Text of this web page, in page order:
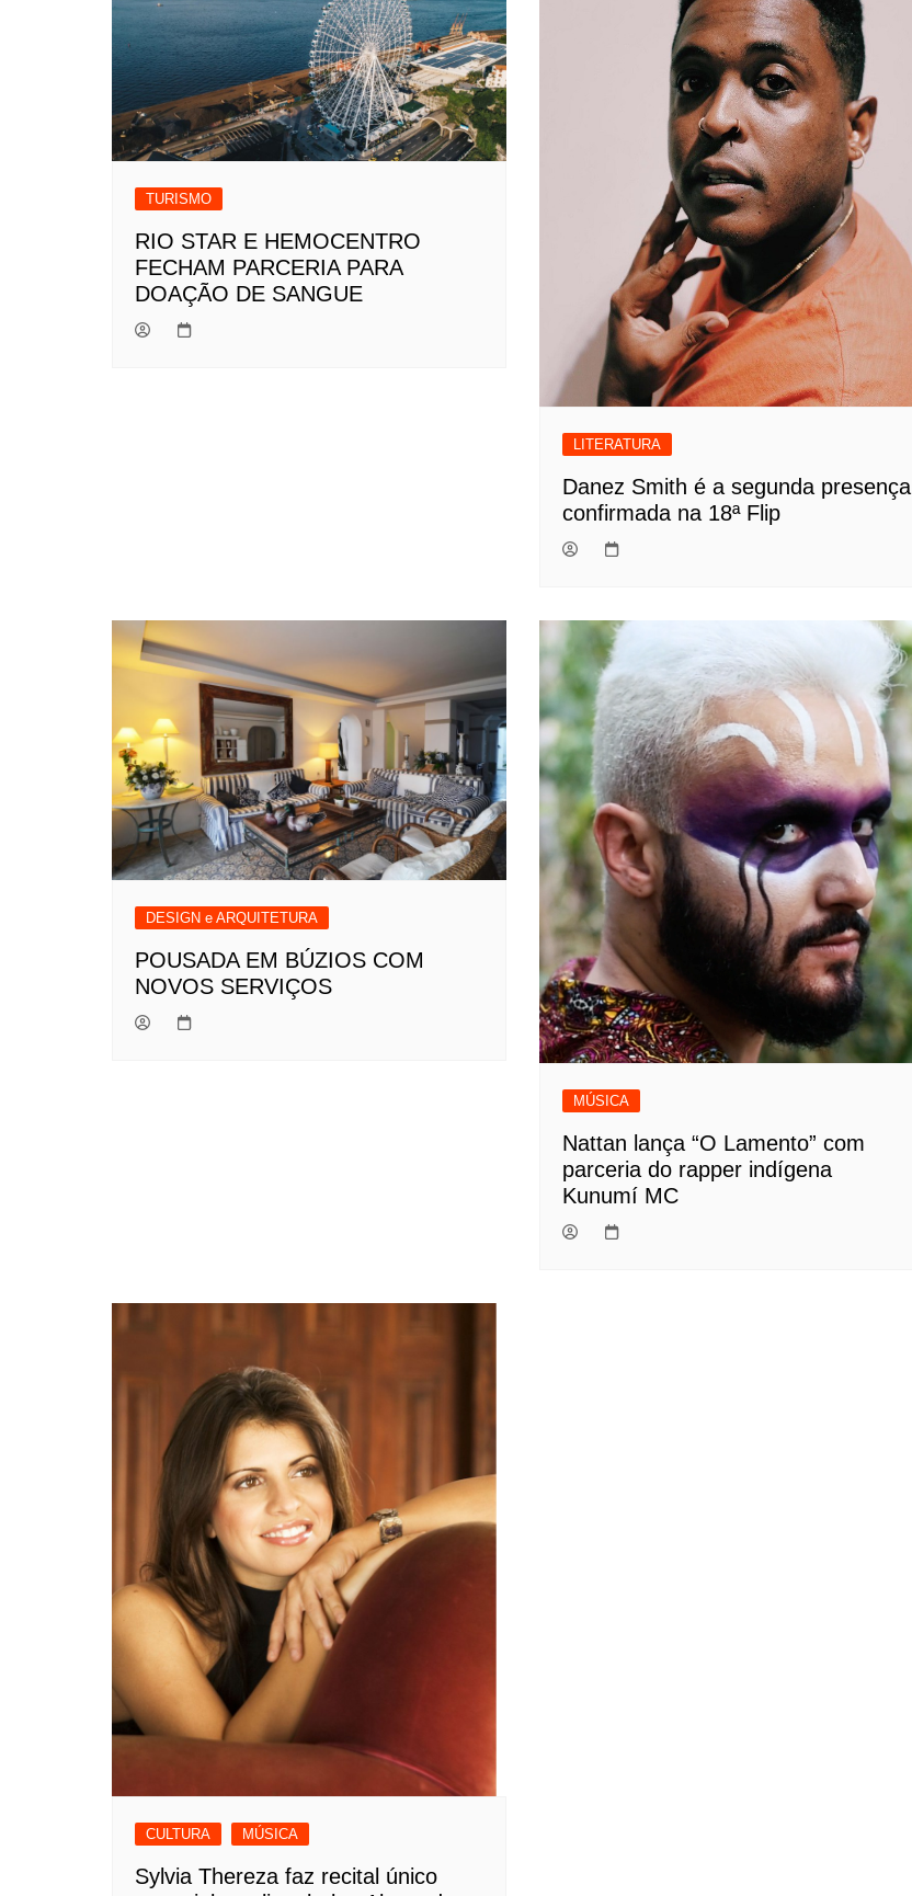
TURISMO
RIO STAR E HEMOCENTRO
FECHAM PARCERIA PARA
DOAÇÃO DE SANGUE
LITERATURA
Danez Smith é a segunda presença
confirmada na 18ª Flip
DESIGN e ARQUITETURA
POUSADA EM BÚZIOS COM
NOVOS SERVIÇOS
MÚSICA
Nattan lança “O Lamento” com
parceria do rapper indígena
Kunumí MC
CULTURA MÚSICA
Sylvia Thereza faz recital único